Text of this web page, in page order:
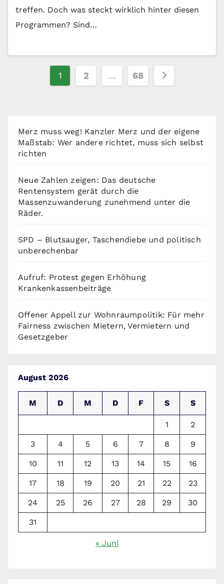
treffen. Doch was steckt wirklich hinter diesen
Programmen? Sind…
Seitennummerierung
1 2 … 68
Merz muss weg! Kanzler Merz und der eigene
Maßstab: Wer andere richtet, muss sich selbst
richten
Neue Zahlen zeigen: Das deutsche
Rentensystem gerät durch die
Massenzuwanderung zunehmend unter die
Räder.
SPD – Blutsauger, Taschendiebe und politisch
unberechenbar
Aufruf: Protest gegen Erhöhung
Krankenkassenbeiträge
Offener Appell zur Wohnraumpolitik: Für mehr
Fairness zwischen Mietern, Vermietern und
Gesetzgeber
August 2026
M D M D F S S
1 2
3 4 5 6 7 8 9
10 11 12 13 14 15 16
17 18 19 20 21 22 23
24 25 26 27 28 29 30
31
« Juni